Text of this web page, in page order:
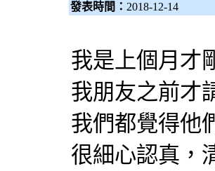
發表時間： 2018-12-14
我是上個月才
我朋友之前才
我們都覺得他
很細心認真，